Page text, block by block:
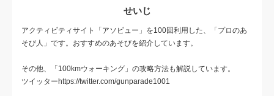
せいじ
アクティビティサイト「アソビュー」を100回利用した、「プロのあ
そび人」です。おすすめのあそびを紹介しています。
その他、「100kmウォーキング」の攻略方法も解説しています。
ツイッターhttps://twitter.com/gunparade1001